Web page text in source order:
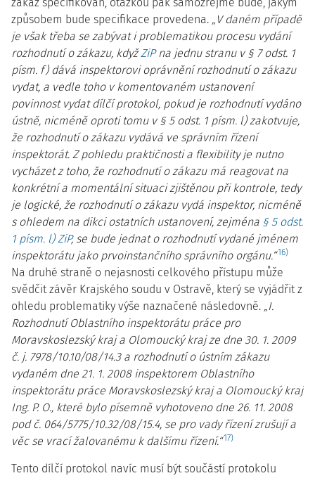
způsobem bude specifikace provedena. „V daném případě
je však třeba se zabývat i problematikou procesu vydání
rozhodnutí o zákazu, kdyžZiPna jednu stranu v § 7 odst. 1
písm. f) dává inspektorovi oprávnění rozhodnutí o zákazu
vydat, a vedle toho v komentovaném ustanovení
povinnost vydat dílčí protokol, pokud je rozhodnutí vydáno
ústně, nicméně oproti tomu v § 5 odst. 1 písm. l) zakotvuje,
že rozhodnutí o zákazu vydává ve správním řízení
inspektorát. Z pohledu praktičnosti a flexibility je nutno
vycházet z toho, že rozhodnutí o zákazu má reagovat na
konkrétní a momentální situaci zjištěnou při kontrole, tedy
je logické, že rozhodnutí o zákazu vydá inspektor, nicméně
s ohledem na dikci ostatních ustanovení, zejména § 5 odst.
1 písm. l) ZiP, se bude jednat o rozhodnutí vydané jménem
inspektorátu jako prvoinstančního správního orgánu.“16)
Na druhé straně o nejasnosti celkového přístupu může
svědčit závěr Krajského soudu v Ostravě, který se vyjádřit z
ohledu problematiky výše naznačené následovně. „I.
Rozhodnutí Oblastního inspektorátu práce pro
Moravskoslezský kraj a Olomoucký kraj ze dne 30. 1. 2009
č. j. 7978/10.10/08/14.3 a rozhodnutí o ústním zákazu
vydaném dne 21. 1. 2008 inspektorem Oblastního
inspektorátu práce Moravskoslezský kraj a Olomoucký kraj
Ing. P. O., které bylo písemně vyhotoveno dne 26. 11. 2008
pod č. 064/5775/10.32/08/15.4, se pro vady řízení zrušují a
věc se vrací žalovanému k dalšímu řízení.“17)
Tento dílčí protokol navíc musí být součástí protokolu